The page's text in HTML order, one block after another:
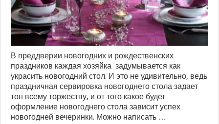
В преддверии новогодних и рождественских
праздников каждая хозяйка задумывается как
украсить новогодний стол. И это не удивительно, ведь
праздничная сервировка новогоднего стола задает
тон всему торжеству, и от того какое будет
оформление новогоднего стола зависит успех
новогодней вечеринки. Можно написать …